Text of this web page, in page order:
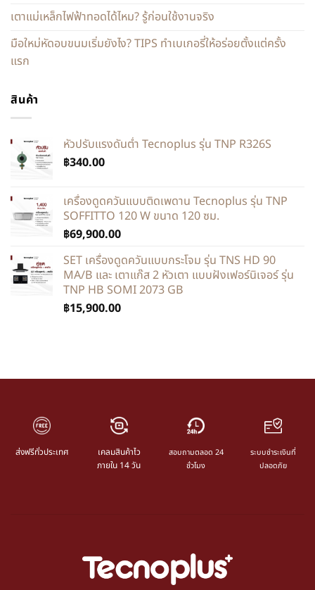
เตาแม่เหล็กไฟฟ้าทอดได้ไหม? รู้ก่อนใช้งานจริง
มือใหม่หัดอบขนมเริ่มยังไง? TIPS ทำเบเกอรี่ให้อร่อยตั้งแต่ครั้ง
แรก
สินค้า
หัวปรับแรงดันต่ำ Tecnoplus รุ่น TNP R326S
฿340.00
เครื่องดูดควันแบบติดเพดาน Tecnoplus รุ่น TNP
SOFFITTO 120 W ขนาด 120 ซม.
฿69,900.00
SET เครื่องดูดควันแบบกระโจม รุ่น TNS HD 90
MA/B และ เตาแก๊ส 2 หัวเตา แบบฝังเฟอร์นิเจอร์ รุ่น
TNP HB SOMI 2073 GB
฿15,900.00
ส่งฟรีทั่วประเทศ
เคลมสินค้าไว
ภายใน 14 วัน
สอบถามตลอด 24
ชั่วโมง
ระบบชำระเงินที่
ปลอดภัย